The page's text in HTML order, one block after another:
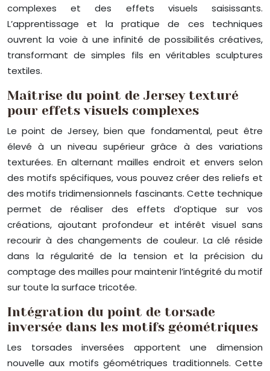
complexes et des effets visuels saisissants.
L’apprentissage et la pratique de ces techniques
ouvrent la voie à une infinité de possibilités créatives,
transformant de simples fils en véritables sculptures
textiles.
Maîtrise du point de Jersey texturé
pour effets visuels complexes
Le point de Jersey, bien que fondamental, peut être
élevé à un niveau supérieur grâce à des variations
texturées. En alternant mailles endroit et envers selon
des motifs spécifiques, vous pouvez créer des reliefs et
des motifs tridimensionnels fascinants. Cette technique
permet de réaliser des effets d’optique sur vos
créations, ajoutant profondeur et intérêt visuel sans
recourir à des changements de couleur. La clé réside
dans la régularité de la tension et la précision du
comptage des mailles pour maintenir l’intégrité du motif
sur toute la surface tricotée.
Intégration du point de torsade
inversée dans les motifs géométriques
Les torsades inversées apportent une dimension
nouvelle aux motifs géométriques traditionnels. Cette